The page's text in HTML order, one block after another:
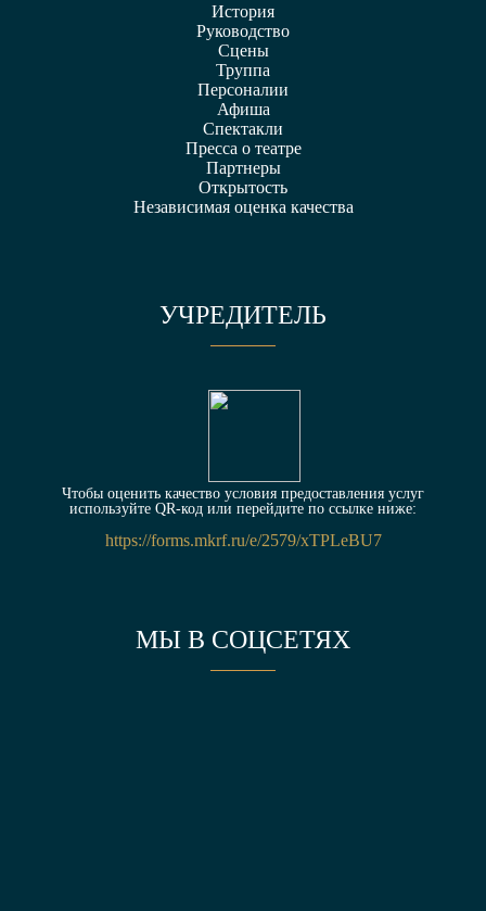
История
Руководство
Сцены
Труппа
Персоналии
Афиша
Спектакли
Пресса о театре
Партнеры
Открытость
Независимая оценка качества
УЧРЕДИТЕЛЬ
Чтобы оценить качество условия предоставления услуг
используйте QR-код или перейдите по ссылке ниже:
https://forms.mkrf.ru/e/2579/xTPLeBU7
МЫ В СОЦСЕТЯХ